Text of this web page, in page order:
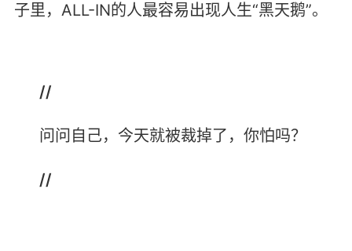
子里，ALL-IN的人最容易出现人生“黑天鹅”。
//
问问自己，今天就被裁掉了，你怕吗？
//